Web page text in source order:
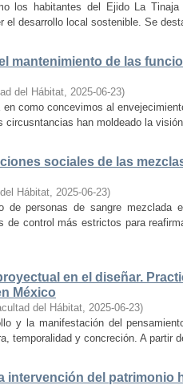
los habitantes del Ejido La
el desarrollo local sostenible. Se
mantenimiento de las
del Hábitat, 2025-06-23)
como concevimos al
han moldeado la
sociales de las
Hábitat, 2025-06-23)
de personas de sangre
de control más estrictos para
en el diseñar.
México
del Hábitat, 2025-06-23)
y la manifestación del
temporalidad y concreción. A partir
intervención del patrimonio